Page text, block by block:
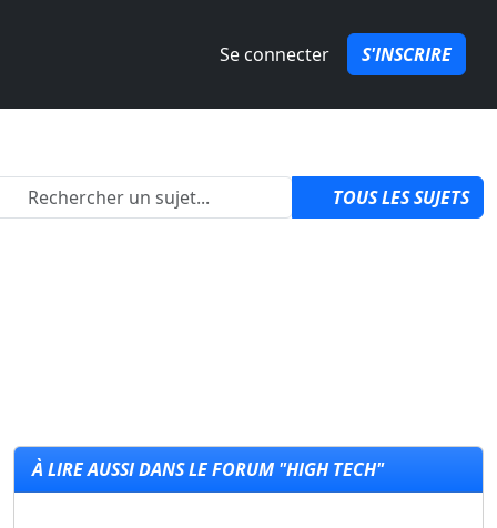
Se connecter S'INSCRIRE
6 ?par QuozPowa TOUS LES SUJETS
À LIRE AUSSI DANS LE FORUM "HIGH TECH"